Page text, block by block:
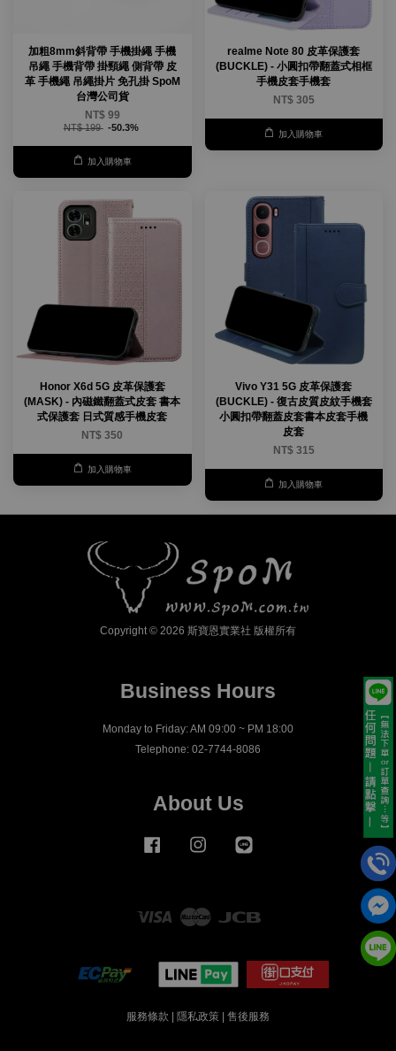
加粗8mm斜背帶 手機掛繩 手機
吊繩 手機背帶 掛頸繩 側背帶 皮
革 手機繩 吊繩掛片 免孔掛 SpoM
台灣公司貨
NT$ 99
NT$ 199 -50.3%
加入購物車
realme Note 80 皮革保護套
(BUCKLE) - 小圓扣帶翻蓋式相框
手機皮套手機套
NT$ 305
加入購物車
Honor X6d 5G 皮革保護套
(MASK) - 內磁鐵翻蓋式皮套 書本
式保護套 日式質感手機皮套
NT$ 350
加入購物車
Vivo Y31 5G 皮革保護套
(BUCKLE) - 復古皮質皮紋手機套
小圓扣帶翻蓋皮套書本皮套手機
皮套
NT$ 315
加入購物車
Copyright © 2026 斯寶恩實業社 版權所有
Business Hours
Monday to Friday: AM 09:00 ~ PM 18:00
Telephone: 02-7744-8086
About Us
Facebook Instagram
Visa Master
服務條款 隱私政策 售後服務